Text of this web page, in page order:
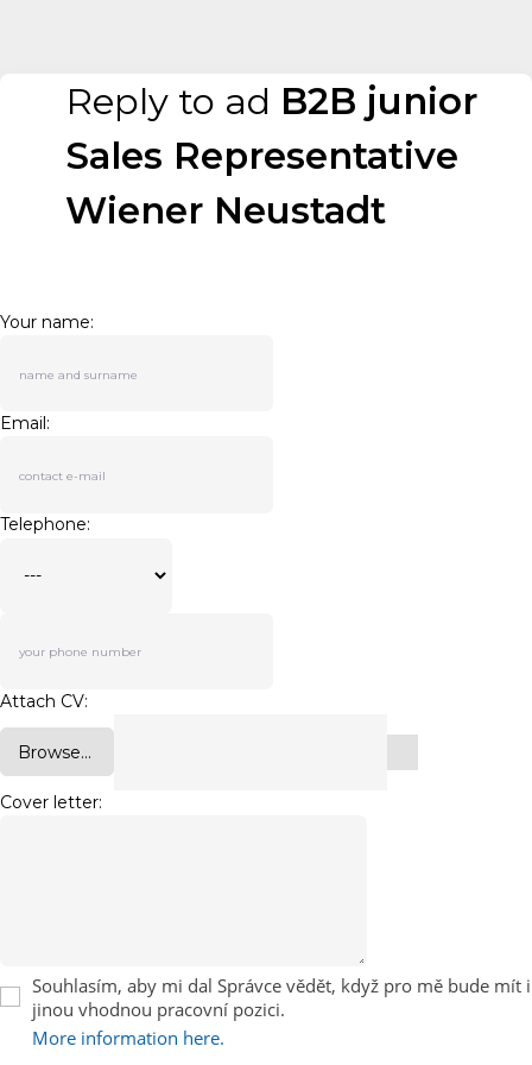
Reply to ad B2B junior
Sales Representative
Wiener Neustadt
Your name:
Email:
Telephone:
Attach CV:
Browse...
Cover letter:
Souhlasím, aby mi dal Správce vědět, když pro mě bude mít i
jinou vhodnou pracovní pozici.
More information here.